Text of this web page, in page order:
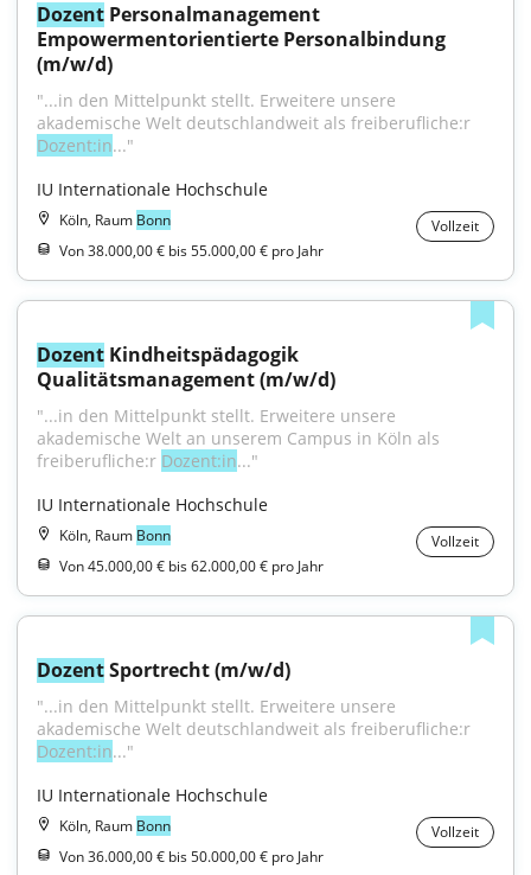
Dozent Personalmanagement
Empowermentorientierte Personalbindung
(m/w/d)
"...in den Mittelpunkt stellt. Erweitere unsere
Dozent:in..."
IU Internationale Hochschule
Köln, Raum Bonn
Vollzeit
Von 38.000,00 € bis 55.000,00 € pro Jahr
Dozent Kindheitspädagogik
Qualitätsmanagement (m/w/d)
"...in den Mittelpunkt stellt. Erweitere unsere
akademische Welt an unserem Campus in Köln als
freiberufliche:r Dozent:in..."
IU Internationale Hochschule
Köln, Raum Bonn
Vollzeit
Von 45.000,00 € bis 62.000,00 € pro Jahr
Dozent Sportrecht (m/w/d)
"...in den Mittelpunkt stellt. Erweitere unsere
Dozent:in..."
IU Internationale Hochschule
Köln, Raum Bonn
Vollzeit
Von 36.000,00 € bis 50.000,00 € pro Jahr